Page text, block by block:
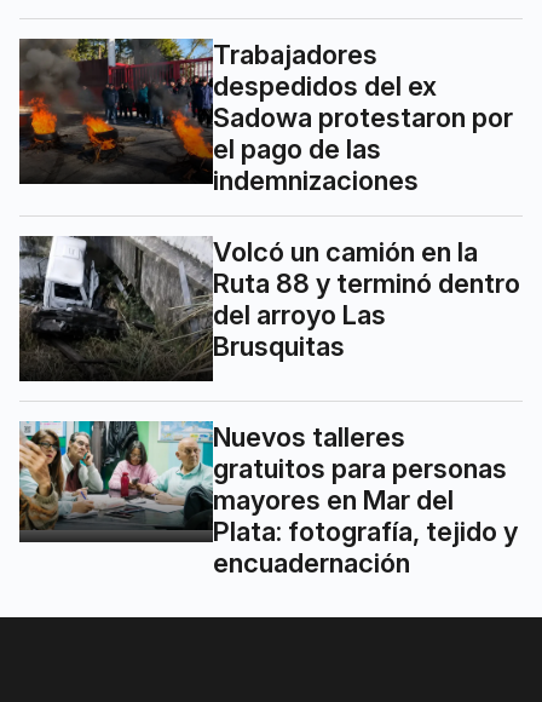
Trabajadores
despedidos del ex
Sadowa protestaron por
el pago de las
indemnizaciones
Volcó un camión en la
Ruta 88 y terminó dentro
del arroyo Las
Brusquitas
Nuevos talleres
gratuitos para personas
mayores en Mar del
Plata: fotografía, tejido y
encuadernación